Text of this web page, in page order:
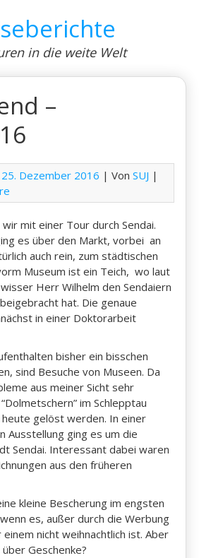
in die weite Welt
–
25. Dezember 2016 | VonSUJ |
mit einer Tour durch Sendai.
es über den Markt, vorbei an
auch rein, zum städtischen
Museum ist ein Teich, wo laut
Herr Wilhelm den Sendaiern
hat. Die genaue
in einer Doktorarbeit
bisher ein bisschen
sind Besuche von Museen. Da
aus meiner Sicht sehr
im Schlepptau
gelöst werden. In einer
Ausstellung ging es um die
Sendai. Interessant dabei waren
aus den früheren
kleine Bescherung im engsten
es, außer durch die Werbung
nicht weihnachtlich ist. Aber
Geschenke?